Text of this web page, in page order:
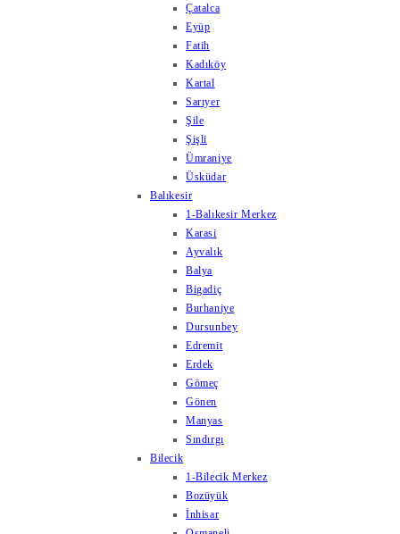
Çatalca
Eyüp
Fatih
Kadıköy
Kartal
Sarıyer
Şile
Şişli
Ümraniye
Üsküdar
Balıkesir
1-Balıkesir Merkez
Karasi
Ayvalık
Balya
Bigadiç
Burhaniye
Dursunbey
Edremit
Erdek
Gömeç
Gönen
Manyas
Sındırgı
Bilecik
1-Bilecik Merkez
Bozüyük
İnhisar